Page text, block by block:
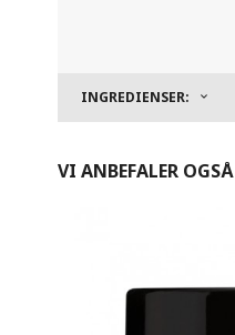
INGREDIENSER:
VI ANBEFALER OGSÅ